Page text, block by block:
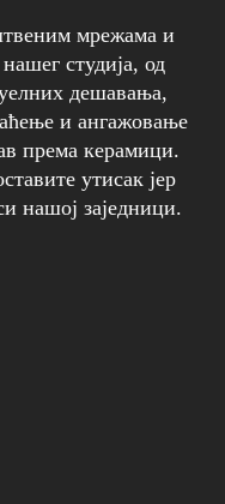
мрежама и
студија, од
дешавања,
и ангажовање
према керамици.
утисак јер
нашој заједници.